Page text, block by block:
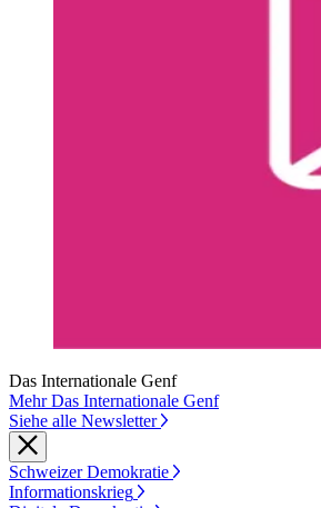
Das Internationale Genf
Mehr Das Internationale Genf
Siehe alle Newsletter
Schweizer Demokratie
Informationskrieg